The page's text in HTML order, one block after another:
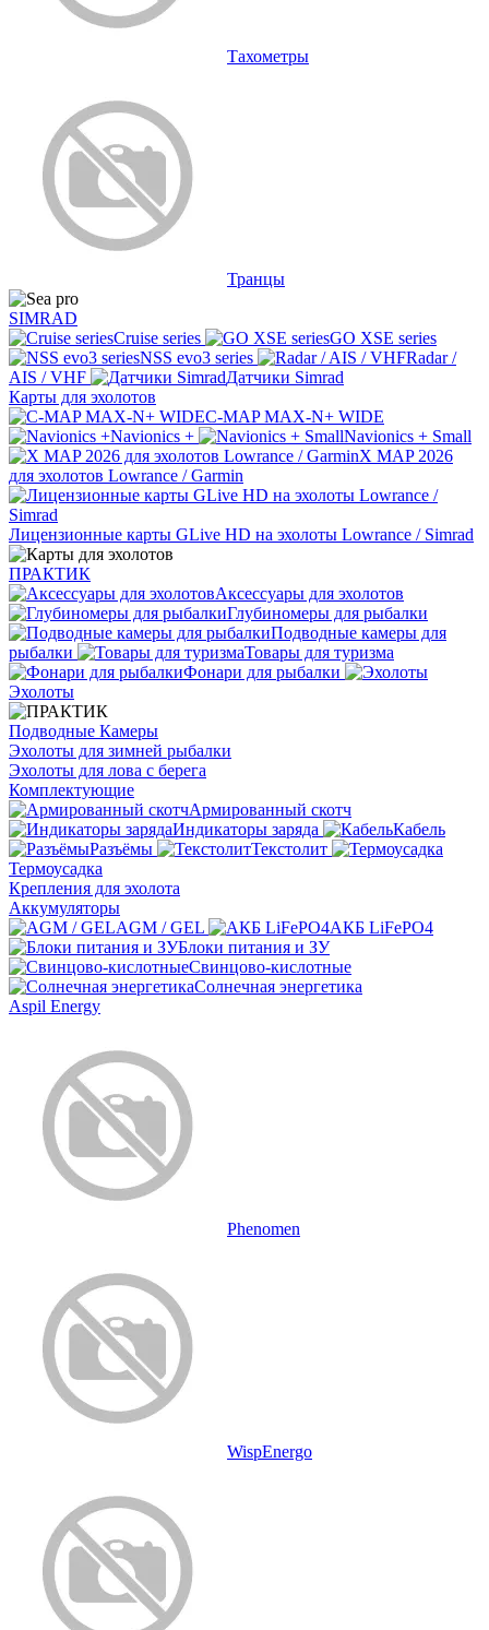
Тахометры
Транцы
SIMRAD
Cruise series
GO XSE series
NSS evo3 series
Radar /
AIS / VHF
Датчики Simrad
Карты для эхолотов
C-MAP MAX-N+ WIDE
Navionics +
Navionics + Small
X MAP 2026
для эхолотов Lowrance / Garmin
Лицензионные карты GLive HD на эхолоты Lowrance / Simrad
ПРАКТИК
Аксессуары для эхолотов
Глубиномеры для рыбалки
Подводные камеры для
рыбалки
Товары для туризма
Фонари для рыбалки
Эхолоты
Подводные Камеры
Эхолоты для зимней рыбалки
Эхолоты для лова с берега
Комплектующие
Армированный скотч
Индикаторы заряда
Кабель
Разъёмы
Текстолит
Термоусадка
Крепления для эхолота
Аккумуляторы
AGM / GEL
АКБ LiFePO4
Блоки питания и ЗУ
Свинцово-кислотные
Солнечная энергетика
Aspil Energy
Phenomen
WispEnergo